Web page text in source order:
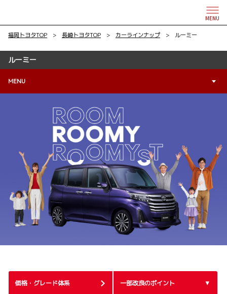
MENU
福岡トヨタTOP > 長崎トヨタTOP > カーラインナップ > ルーミー
ルーミー
MENU
価格・グレード体系 一部改良のポイント